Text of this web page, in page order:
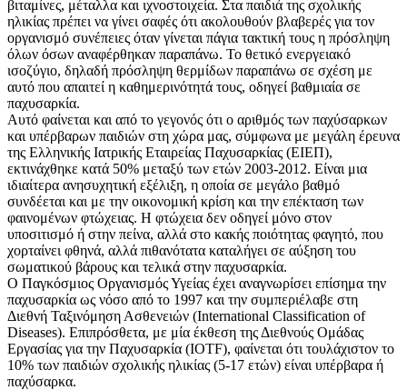
βιταμίνες, μέταλλα και ιχνοστοιχεία. Στα παιδιά της σχολικής
ηλικίας πρέπει να γίνει σαφές ότι ακολουθούν βλαβερές για τον
οργανισμό συνέπειες όταν γίνεται πάγια τακτική τους η πρόσληψη
όλων όσων αναφέρθηκαν παραπάνω. Το θετικό ενεργειακό
ισοζύγιο, δηλαδή πρόσληψη θερμίδων παραπάνω σε σχέση με
αυτό που απαιτεί η καθημερινότητά τους, οδηγεί βαθμιαία σε
παχυσαρκία.
Αυτό φαίνεται και από το γεγονός ότι ο αριθμός των παχύσαρκων
και υπέρβαρων παιδιών στη χώρα μας, σύμφωνα με μεγάλη έρευνα
της Ελληνικής Ιατρικής Εταιρείας Παχυσαρκίας (ΕΙΕΠ),
εκτινάχθηκε κατά 50% μεταξύ των ετών 2003-2012. Είναι μια
ιδιαίτερα ανησυχητική εξέλιξη, η οποία σε μεγάλο βαθμό
συνδέεται και με την οικονομική κρίση και την επέκταση των
φαινομένων φτώχειας. Η φτώχεια δεν οδηγεί μόνο στον
υποσιτισμό ή στην πείνα, αλλά στο κακής ποιότητας φαγητό, που
χορταίνει φθηνά, αλλά πιθανότατα καταλήγει σε αύξηση του
σωματικού βάρους και τελικά στην παχυσαρκία.
Ο Παγκόσμιος Οργανισμός Υγείας έχει αναγνωρίσει επίσημα την
παχυσαρκία ως νόσο από το 1997 και την συμπεριέλαβε στη
Διεθνή Ταξινόμηση Ασθενειών (International Classification of
Diseases). Επιπρόσθετα, με μία έκθεση της Διεθνούς Ομάδας
Εργασίας για την Παχυσαρκία (IOTF), φαίνεται ότι τουλάχιστον το
10% των παιδιών σχολικής ηλικίας (5-17 ετών) είναι υπέρβαρα ή
παχύσαρκα.